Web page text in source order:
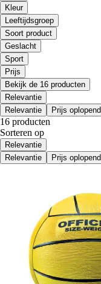
Kleur
Leeftijdsgroep
Soort product
Geslacht
Sport
Prijs
Bekijk de 16 producten
Relevantie
Relevantie
Prijs oplopend
16 producten
Sorteren op
Relevantie
Relevantie
Prijs oplopend